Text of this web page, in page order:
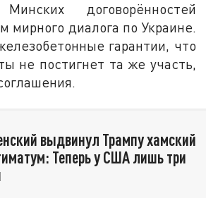
Минских договорённостей
мирного диалога по Украине.
гарантии, что
не постигнет та же участь,
выдвинул Трампу хамский
Теперь у США лишь три